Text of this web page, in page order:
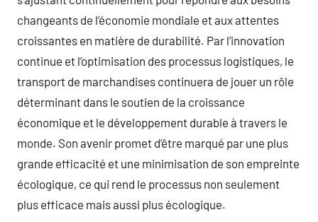
changeants de l’économie mondiale et aux attentes
croissantes en matière de durabilité. Par l’innovation
continue et l’optimisation des processus logistiques, le
transport de marchandises continuera de jouer un rôle
déterminant dans le soutien de la croissance
économique et le développement durable à travers le
monde. Son avenir promet d’être marqué par une plus
grande efficacité et une minimisation de son empreinte
écologique, ce qui rend le processus non seulement
plus efficace mais aussi plus écologique.